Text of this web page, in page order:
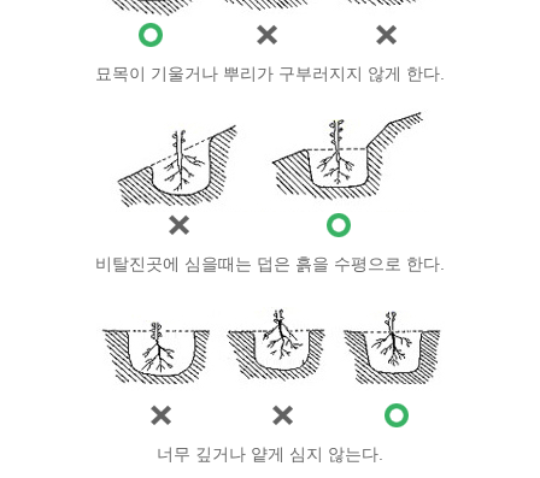
묘목이 기울거나 뿌리가 구부러지지 않게 한다.
비탈진곳에 심을때는 덥은 흙을 수평으로 한다.
너무 깊거나 얕게 심지 않는다.